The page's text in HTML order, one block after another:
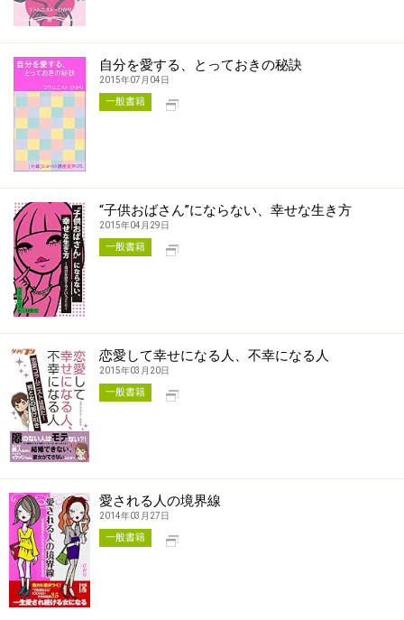
自分を愛する、とっておきの秘訣
2015年07月04日
一般書籍
“子供おばさん”にならない、幸せな生き方
2015年04月29日
一般書籍
恋愛して幸せになる人、不幸になる人
2015年03月20日
一般書籍
愛される人の境界線
2014年03月27日
一般書籍